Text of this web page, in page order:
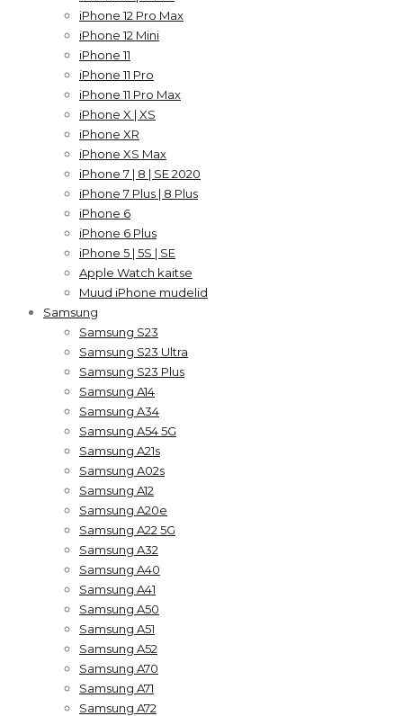
iPhone 12 Pro Max
iPhone 12 Mini
iPhone 11
iPhone 11 Pro
iPhone 11 Pro Max
iPhone X | XS
iPhone XR
iPhone XS Max
iPhone 7 | 8 | SE 2020
iPhone 7 Plus | 8 Plus
iPhone 6
iPhone 6 Plus
iPhone 5 | 5S | SE
Apple Watch kaitse
Muud iPhone mudelid
Samsung
Samsung S23
Samsung S23 Ultra
Samsung S23 Plus
Samsung A14
Samsung A34
Samsung A54 5G
Samsung A21s
Samsung A02s
Samsung A12
Samsung A20e
Samsung A22 5G
Samsung A32
Samsung A40
Samsung A41
Samsung A50
Samsung A51
Samsung A52
Samsung A70
Samsung A71
Samsung A72